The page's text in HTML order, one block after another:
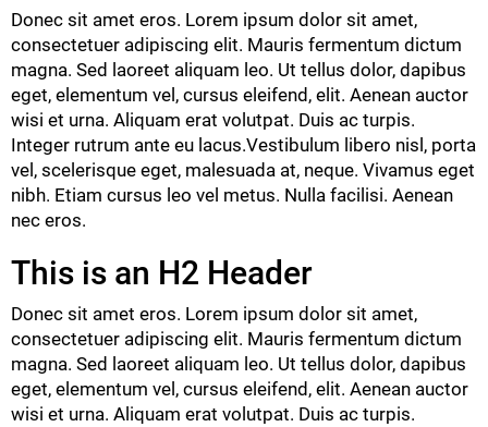
Donec sit amet eros. Lorem ipsum dolor sit amet,
consectetuer adipiscing elit. Mauris fermentum dictum
magna. Sed laoreet aliquam leo. Ut tellus dolor, dapibus
eget, elementum vel, cursus eleifend, elit. Aenean auctor
wisi et urna. Aliquam erat volutpat. Duis ac turpis.
Integer rutrum ante eu lacus.Vestibulum libero nisl, porta
vel, scelerisque eget, malesuada at, neque. Vivamus eget
nibh. Etiam cursus leo vel metus. Nulla facilisi. Aenean
nec eros.
This is an H2 Header
Donec sit amet eros. Lorem ipsum dolor sit amet,
consectetuer adipiscing elit. Mauris fermentum dictum
magna. Sed laoreet aliquam leo. Ut tellus dolor, dapibus
eget, elementum vel, cursus eleifend, elit. Aenean auctor
wisi et urna. Aliquam erat volutpat. Duis ac turpis.